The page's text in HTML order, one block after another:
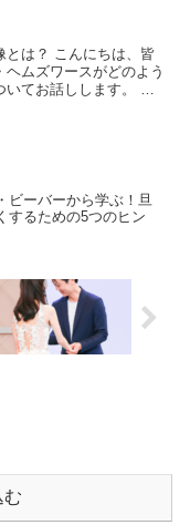
とは？ こんにちは、皆
ムズワースがどのよう
てお話しします。 ク
ビーバーから学ぶ！旦
するための5つのヒン
む